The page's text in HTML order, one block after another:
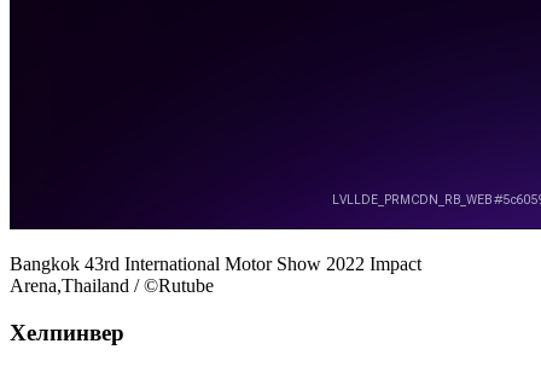
Bangkok 43rd International Motor Show 2022 Impact
Arena,Thailand / ©Rutube
Хелпинвер